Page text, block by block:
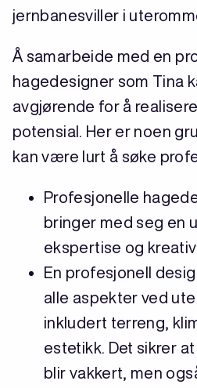
jernbanesviller i
Å samarbeide med en
hagedesigner som Tina
avgjørende for å
potensial. Her er noen
kan være lurt å søke
Profesjonelle
bringer med seg en
ekspertise og
En profesjonell
alle aspekter ved
inkludert terreng,
estetikk. Det sikrer
blir vakkert, men